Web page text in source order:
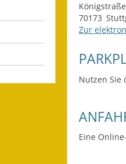
70173
Zur
Nutzen Sie
Eine